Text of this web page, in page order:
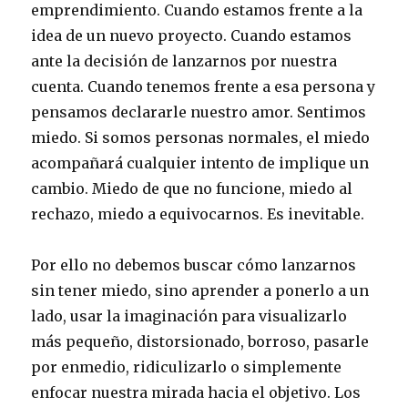
emprendimiento. Cuando estamos frente a la
idea de un nuevo proyecto. Cuando estamos
ante la decisión de lanzarnos por nuestra
cuenta. Cuando tenemos frente a esa persona y
pensamos declararle nuestro amor. Sentimos
miedo. Si somos personas normales, el miedo
acompañará cualquier intento de implique un
cambio. Miedo de que no funcione, miedo al
rechazo, miedo a equivocarnos. Es inevitable.
Por ello no debemos buscar cómo lanzarnos
sin tener miedo, sino aprender a ponerlo a un
lado, usar la imaginación para visualizarlo
más pequeño, distorsionado, borroso, pasarle
por enmedio, ridiculizarlo o simplemente
enfocar nuestra mirada hacia el objetivo. Los